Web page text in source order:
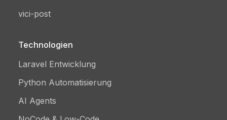
vici-post
Technologien
Laravel Entwicklung
Python Automatisierung
AI Agents